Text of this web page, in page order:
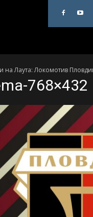
на Лаута: Локомотив
768×432